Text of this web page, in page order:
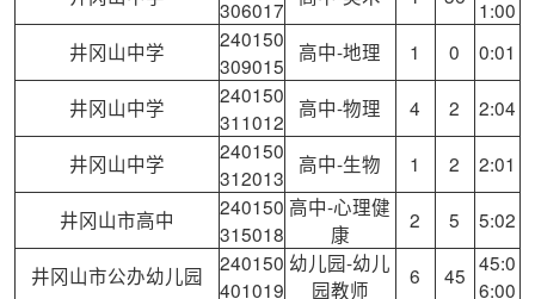
306017
1:00
井冈山中学
240150
309015
高中-地理 1 0 0:01
井冈山中学
240150
311012
高中-物理 4 2 2:04
井冈山中学
240150
312013
高中-生物 1 2 2:01
井冈山市高中
240150
315018
高中-心理健
康
2 5 5:02
井冈山市公办幼儿园
240150
401019
幼儿园-幼儿
园教师
6 45 45:0
6:00